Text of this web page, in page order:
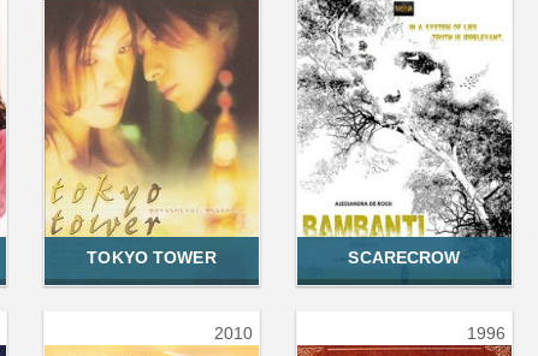
TOKYO TOWER SCARECROW
2010 1996